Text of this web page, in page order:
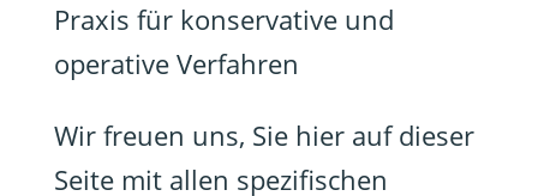
Praxis für konservative und
operative Verfahren
Wir freuen uns, Sie hier auf dieser
Seite mit allen spezifischen